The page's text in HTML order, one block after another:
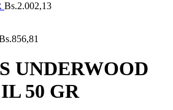
Bs.2.002,13
856,81
UNDERWOOD
50 GR